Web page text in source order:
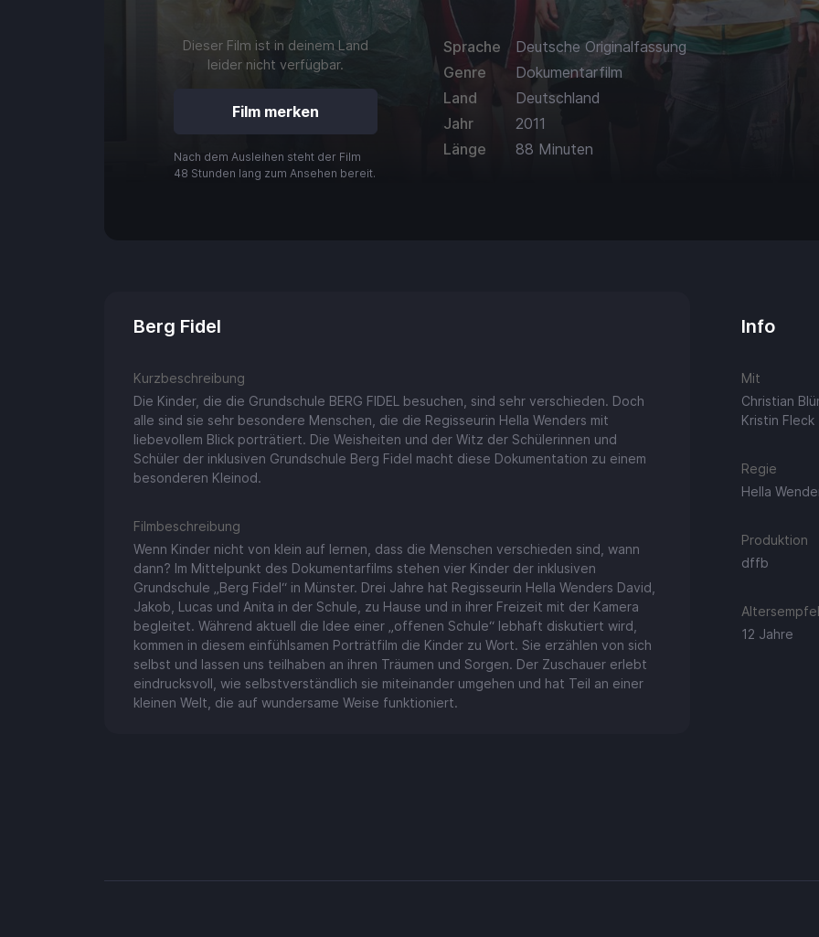
Dieser Film ist in deinem Land
leider nicht verfügbar.
Nach dem Ausleihen steht der Film
48 Stunden lang zum Ansehen bereit.
Sprache
Deutsche Originalfassung
Genre
Dokumentarfilm
Land
Deutschland
Jahr
2011
Länge
88 Minuten
Berg Fidel
Kurzbeschreibung
Die Kinder, die die Grundschule BERG FIDEL besuchen, sind sehr verschieden. Doch
alle sind sie sehr besondere Menschen, die die Regisseurin Hella Wenders mit
liebevollem Blick porträtiert. Die Weisheiten und der Witz der Schülerinnen und
Schüler der inklusiven Grundschule Berg Fidel macht diese Dokumentation zu einem
besonderen Kleinod.
Filmbeschreibung
Wenn Kinder nicht von klein auf lernen, dass die Menschen verschieden sind, wann
dann? Im Mittelpunkt des Dokumentarfilms stehen vier Kinder der inklusiven
Grundschule „Berg Fidel“ in Münster. Drei Jahre hat Regisseurin Hella Wenders David,
Jakob, Lucas und Anita in der Schule, zu Hause und in ihrer Freizeit mit der Kamera
begleitet. Während aktuell die Idee einer „offenen Schule“ lebhaft diskutiert wird,
kommen in diesem einfühlsamen Porträtfilm die Kinder zu Wort. Sie erzählen von sich
selbst und lassen uns teilhaben an ihren Träumen und Sorgen. Der Zuschauer erlebt
eindrucksvoll, wie selbstverständlich sie miteinander umgehen und hat Teil an einer
kleinen Welt, die auf wundersame Weise funktioniert.
Info
Mit
Christian
Kristin Fleck
Regie
Hella
Produktion
dffb
12 Jahre